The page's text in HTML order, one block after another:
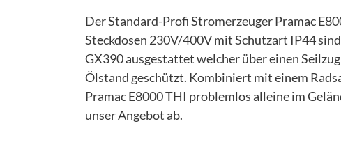
Der Standard-Profi Stromerzeuger Pramac
Steckdosen 230V/400V mit Schutzart IP44
GX390 ausgestattet welcher über einen
Ölstand geschützt. Kombiniert mit einem
Pramac E8000 THI problemlos alleine im
unser Angebot ab.